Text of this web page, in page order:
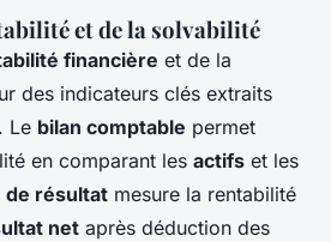
et de la solvabilité
financière et de la
des indicateurs clés extraits
Le bilan comptable permet
en comparant les actifs et les
de résultat mesure la rentabilité
net après déduction des